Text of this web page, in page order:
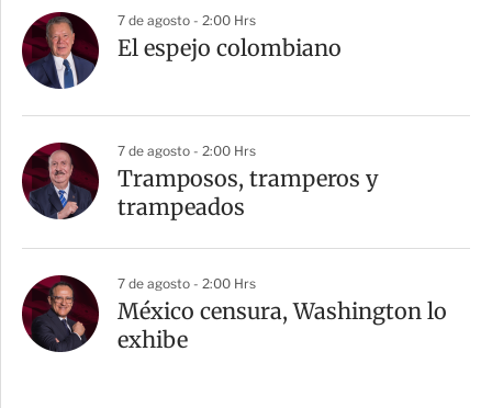
7 de agosto - 2:00 Hrs
El espejo colombiano
7 de agosto - 2:00 Hrs
Tramposos, tramperos y
trampeados
7 de agosto - 2:00 Hrs
México censura, Washington lo
exhibe